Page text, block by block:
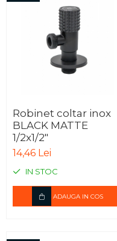
Robinet coltar inox
BLACK MATTE
1/2x1/2"
14,46 Lei
IN STOC
ADAUGA IN COS